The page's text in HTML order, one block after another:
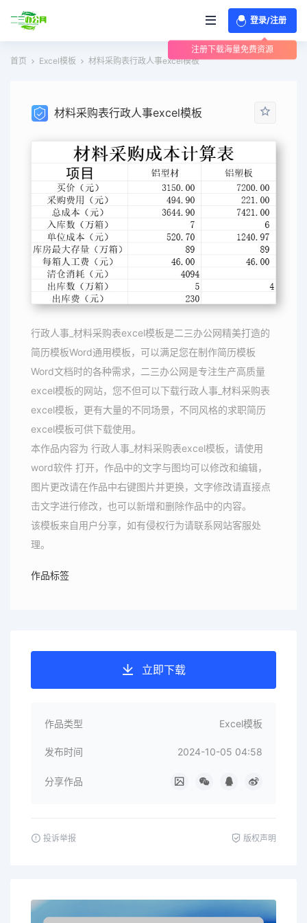
登录/注册
注册下载海量免费资源
首页 Excel模板 材料采购表行政人事excel模板
材料采购表行政人事excel模板
行政人事_材料采购表excel模板是二三办公网精美打造的
简历模板Word通用模板，可以满足您在制作简历模板
Word文档时的各种需求，二三办公网是专注生产高质量
excel模板的网站，您不但可以下载行政人事_材料采购表
excel模板，更有大量的不同场景，不同风格的求职简历
excel模板可供下载使用。
本作品内容为 行政人事_材料采购表excel模板，请使用
word软件 打开，作品中的文字与图均可以修改和编辑，
图片更改请在作品中右键图片并更换，文字修改请直接点
击文字进行修改，也可以新增和删除作品中的内容。
该模板来自用户分享，如有侵权行为请联系网站客服处
理。
作品标签
立即下载
作品类型 Excel模板
发布时间 2024-10-05 04:58
分享作品
投诉举报 版权声明